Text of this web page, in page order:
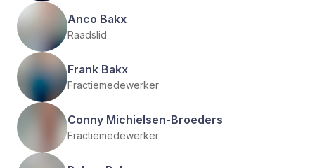
Anco Bakx
Raadslid
Frank Bakx
Fractiemedewerker
Conny Michielsen-Broeders
Fractiemedewerker